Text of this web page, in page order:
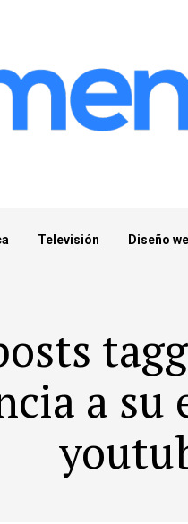
Televisión Diseño
a su